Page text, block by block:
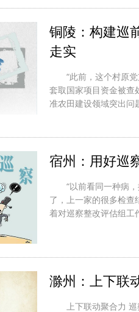
铜陵：构建巡
走实
“此前，这个村原
套取国家项目资金被查
准农田建设领域突出问
宿州：用好巡
“以前看同一种病
了，上一家的很多检查
着对巡察整改评估组工
滁州：上下联
上下联动聚合力